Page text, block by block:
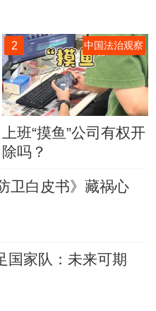
2 中国法治观察
上班“摸鱼”公司有权开
除吗？
卫白皮书》藏祸心
国家队：未来可期